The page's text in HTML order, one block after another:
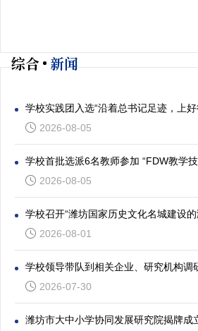
综合 新闻
2026-08-05
学校首批选派6名教师参加 “FDW教学
2026-08-05
学校召开“潍坊国家历史文化名城建设
2026-08-01
学校领导带队到相关企业、研究机构调
2026-07-30
潍坊市大中小学协同发展研究院揭牌成